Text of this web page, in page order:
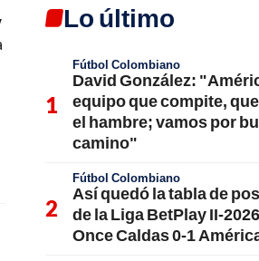
Lo último
Fútbol Colombiano
David González:
equipo que compite,
el hambre; vamos por
camino"
Fútbol Colombiano
Así quedó la tabla de
de la Liga BetPlay II-
Once Caldas 0-1